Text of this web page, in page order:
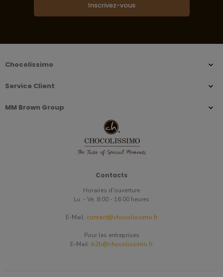
Inscrivez-vous
Chocolissimo
Service Client
MM Brown Group
Contacts
Horaires d'ouverture
Lu. - Ve. 8:00 - 16:00 heures
E-Mail: contact@chocolissimo.fr
Pour les entreprises
E-Mail: b2b@chocolissimo.fr